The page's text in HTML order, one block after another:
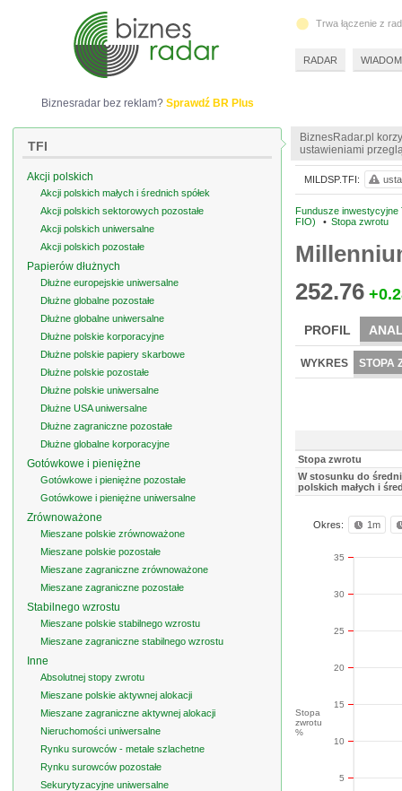
BiznesRadar.pl
ustawieniami
Fundusze inwestycyjne
FIO)
• Stopa zwrotu
252.76
PROFIL
WYKRES STOPA
Stopa zwrotu
W stosunku do
polskich małych i
Okres: 1m
Stopa
zwrotu
%
5
10
15
20
25
30
35
MILDSP.TFI:
Biznesradar bez reklam? Sprawdź BR Plus
TFI
Akcji polskich
Akcji polskich małych i średnich spółek
Akcji polskich sektorowych pozostałe
Akcji polskich uniwersalne
Akcji polskich pozostałe
Papierów dłużnych
Dłużne europejskie uniwersalne
Dłużne globalne pozostałe
Dłużne globalne uniwersalne
Dłużne polskie korporacyjne
Dłużne polskie papiery skarbowe
Dłużne polskie pozostałe
Dłużne polskie uniwersalne
Dłużne USA uniwersalne
Dłużne zagraniczne pozostałe
Dłużne globalne korporacyjne
Gotówkowe i pieniężne
Gotówkowe i pieniężne pozostałe
Gotówkowe i pieniężne uniwersalne
Zrównoważone
Mieszane polskie zrównoważone
Mieszane polskie pozostałe
Mieszane zagraniczne zrównoważone
Mieszane zagraniczne pozostałe
Stabilnego wzrostu
Mieszane polskie stabilnego wzrostu
Mieszane zagraniczne stabilnego wzrostu
Inne
Absolutnej stopy zwrotu
Mieszane polskie aktywnej alokacji
Mieszane zagraniczne aktywnej alokacji
Nieruchomości uniwersalne
Rynku surowców - metale szlachetne
Rynku surowców pozostałe
Sekurytyzacyjne uniwersalne
Trwa łączenie z
RADAR